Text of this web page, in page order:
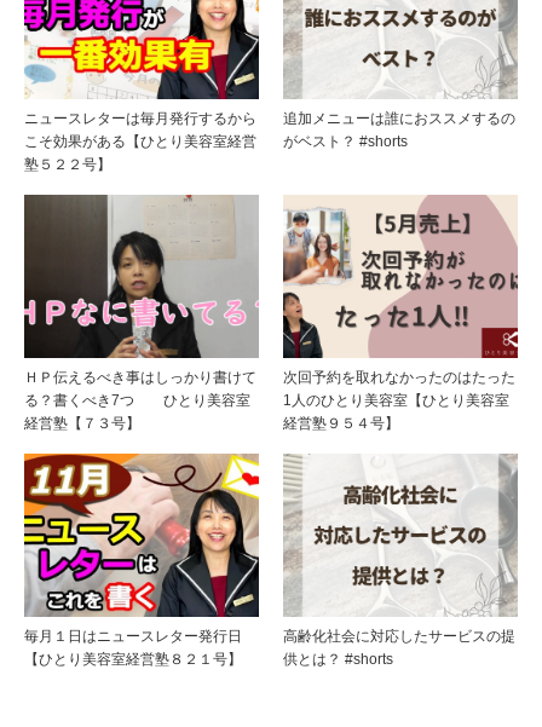
ニュースレターは毎月発行するから
こそ効果がある【ひとり美容室経営
塾５２２号】
追加メニューは誰におススメするの
がベスト？ #shorts
ＨＰ伝えるべき事はしっかり書けて
る？書くべき7つ ひとり美容室
経営塾【７３号】
次回予約を取れなかったのはたった
1人のひとり美容室【ひとり美容室
経営塾９５４号】
毎月１日はニュースレター発行日
【ひとり美容室経営塾８２１号】
高齢化社会に対応したサービスの提
供とは？ #shorts